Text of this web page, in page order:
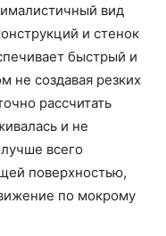
вид
и стенок
быстрый и
не создавая резких
рассчитать
и не
всего
поверхностью,
по мокрому